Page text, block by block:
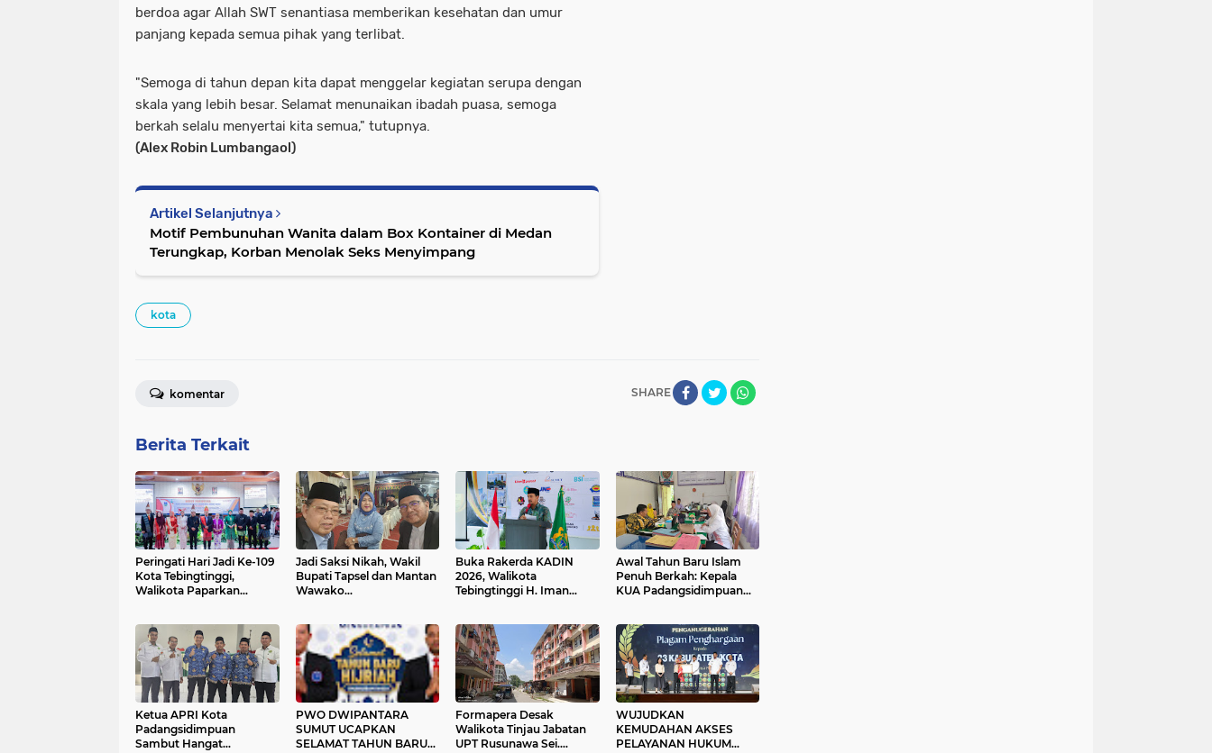
berdoa agar Allah SWT senantiasa memberikan kesehatan dan umur
panjang kepada semua pihak yang terlibat.
"Semoga di tahun depan kita dapat menggelar kegiatan serupa dengan
skala yang lebih besar. Selamat menunaikan ibadah puasa, semoga
berkah selalu menyertai kita semua," tutupnya.
(Alex Robin Lumbangaol)
Artikel Selanjutnya
Motif Pembunuhan Wanita dalam Box Kontainer di Medan
Terungkap, Korban Menolak Seks Menyimpang
kota
SHARE
komentar
Berita Terkait
Peringati Hari Jadi Ke-109
Kota Tebingtinggi,
Walikota Paparkan
Penyerahan Bantuan
Pertanian dan Hadiah
Lomba O2SN
Jadi Saksi Nikah, Wakil
Bupati Tapsel dan Mantan
Wawako
Prima KUA
Padangsidimpuan Utara
Buka Rakerda KADIN
2026, Walikota
Tebingtinggi H. Iman
Tantangan Ekonomi
Daerah
Awal Tahun Baru Islam
Penuh Berkah: Kepala
KUA Padangsidimpuan
Kakan Kemenag
Padangsidimpuan
Ketua APRI Kota
Padangsidimpuan
Sambut Hangat
PWO DWIPANTARA
SUMUT UCAPKAN
SELAMAT TAHUN BARU
Formapera Desak
Walikota Tinjau Jabatan
UPT Rusunawa Sei.
WUJUDKAN
KEMUDAHAN AKSES
PELAYANAN HUKUM